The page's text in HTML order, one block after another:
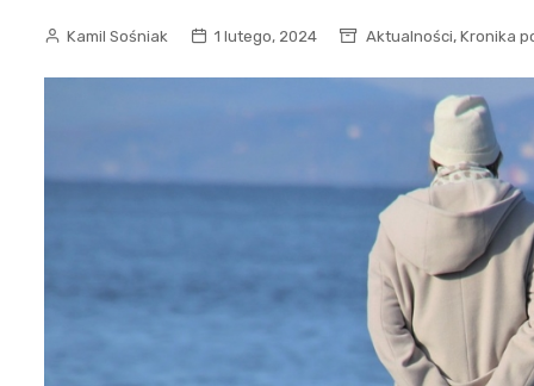
Kamil Sośniak 1 lutego, 2024 Aktualności, Kronika